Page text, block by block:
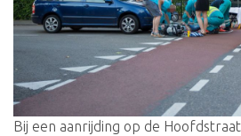
Bij een aanrijding op de